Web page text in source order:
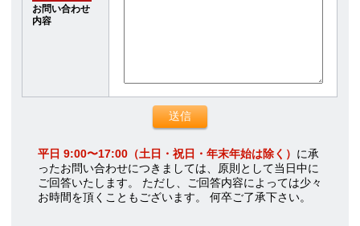
お問い合わせ
内容
平日 9:00〜17:00（土日・祝日・年末年始は除く） に承
ったお問い合わせにつきましては、原則として当日中に
ご回答いたします。 ただし、ご回答内容によっては少々
お時間を頂くこともございます。 何卒ご了承下さい。